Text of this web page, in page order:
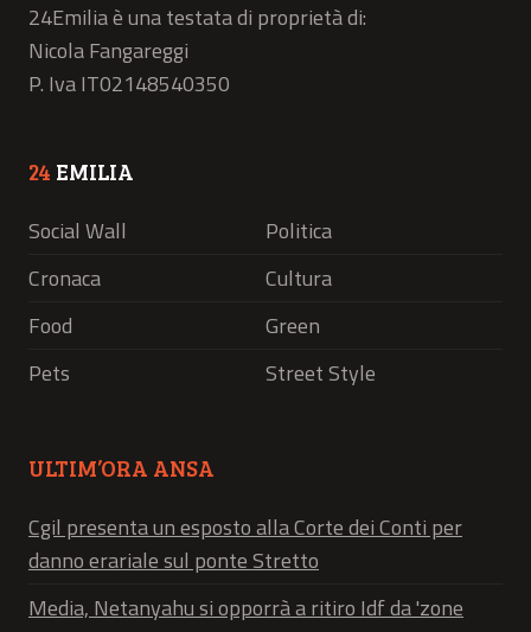
24Emilia è una testata di proprietà di:
Nicola Fangareggi
P. Iva IT02148540350
24 EMILIA
Social Wall
Politica
Cronaca
Cultura
Food
Green
Pets
Street Style
ULTIM’ORA ANSA
Cgil presenta un esposto alla Corte dei Conti per
danno erariale sul ponte Stretto
Media, Netanyahu si opporrà a ritiro Idf da 'zone